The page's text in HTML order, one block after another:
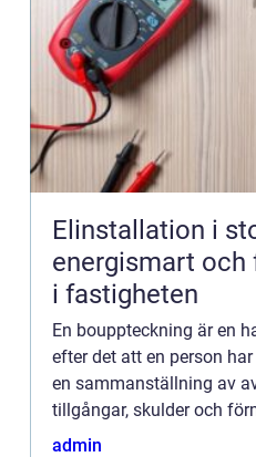
Elinstallation i
energismart och
i fastigheten
En bouppteckning är en
efter det att en person
en sammanställning av
tillgångar, skulder och
bouppteckning är att fa...
admin